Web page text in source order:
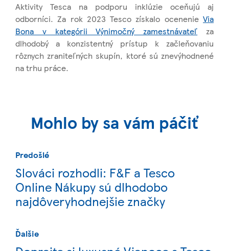
Aktivity Tesca na podporu inklúzie oceňujú aj
odborníci. Za rok 2023 Tesco získalo ocenenie Via
Bona v kategórii Výnimočný zamestnávateľ za
dlhodobý a konzistentný prístup k začleňovaniu
rôznych zraniteľných skupín, ktoré sú znevýhodnené
na trhu práce.
Mohlo by sa vám páčiť
Predošlé
Slováci rozhodli: F&F a Tesco
Online Nákupy sú dlhodobo
najdôveryhodnejšie značky
Ďalšie